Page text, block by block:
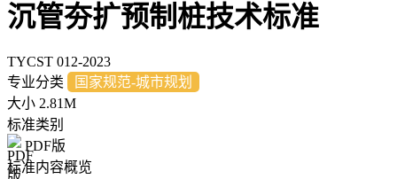
沉管夯扩预制桩技术标准
TYCST 012-2023
专业分类
国家规范-城市规划
大小 2.81M
标准类别
PDF版
标准内容概览